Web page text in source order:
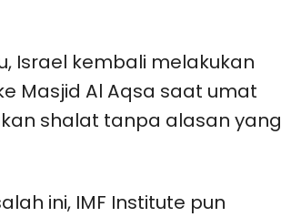
Israel kembali melakukan
Masjid Al Aqsa saat umat
shalat tanpa alasan yang
ini, IMF Institute pun